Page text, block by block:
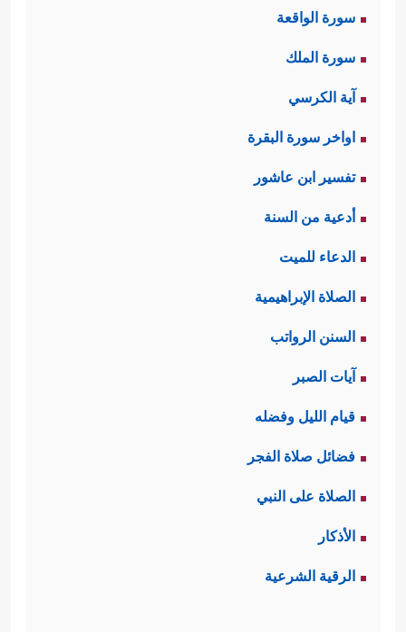
سورة الواقعة
سورة الملك
آية الكرسي
اواخر سورة البقرة
تفسير ابن عاشور
أدعية من السنة
الدعاء للميت
الصلاة الإبراهيمية
السنن الرواتب
آيات الصبر
قيام الليل وفضله
فضائل صلاة الفجر
الصلاة على النبي
الأذكار
الرقية الشرعية